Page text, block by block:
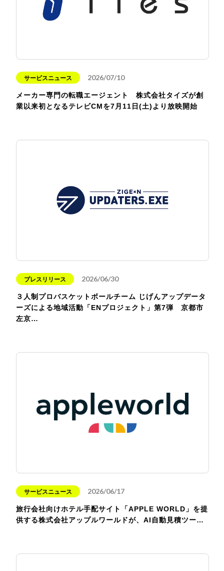
サービスニュース 2026/07/10
メーカー専門の転職エージェント 株式会社タイズが創
業以来初となるテレビCMを7月11日(土)より放映開始
プレスリリース 2026/06/30
３人制プロバスケットボールチーム じげんアップデータ
ーズによる地域活動「ENプロジェクト」第7弾 京都市
左京…
サービスニュース 2026/06/17
旅行会社向けホテル手配サイト「APPLE WORLD」を提
供する株式会社アップルワールドが、AI自動見積ツー…